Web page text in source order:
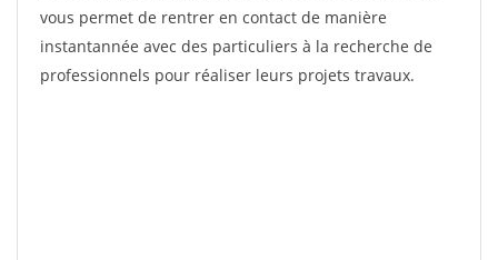
vous permet de rentrer en contact de manière
instantannée avec des particuliers à la recherche de
professionnels pour réaliser leurs projets travaux.